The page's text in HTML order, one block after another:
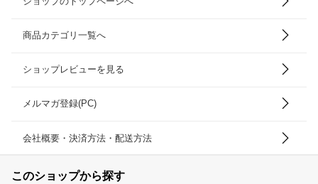
商品カテゴリ一覧へ
ショップレビューを見る
メルマガ登録(PC)
会社概要・決済方法・配送方法
このショップから探す